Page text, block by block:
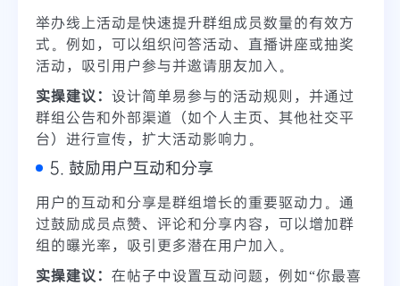
举办线上活动是快速提升群组成员数量的有效方
式。例如，可以组织问答活动、直播讲座或抽奖
活动，吸引用户参与并邀请朋友加入。
实操建议： 设计简单易参与的活动规则，并通过
群组公告和外部渠道（如个人主页、其他社交平
台）进行宣传，扩大活动影响力。
5. 鼓励用户互动和分享
用户的互动和分享是群组增长的重要驱动力。通
过鼓励成员点赞、评论和分享内容，可以增加群
组的曝光率，吸引更多潜在用户加入。
实操建议： 在帖子中设置互动问题，例如“你最喜